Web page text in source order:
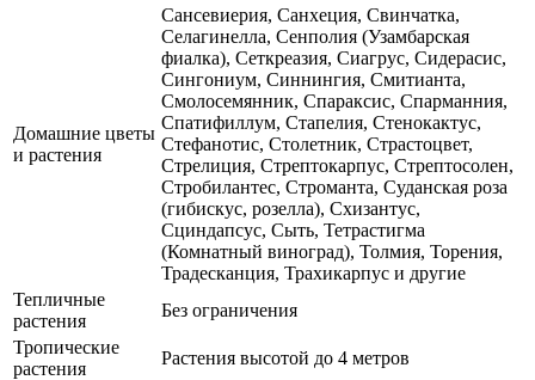
Домашние цветы
и растения
Сансевиерия, Санхеция, Свинчатка,
Селагинелла, Сенполия (Узамбарская
фиалка), Сеткреазия, Сиагрус, Сидерасис,
Сингониум, Синнингия, Смитианта,
Смолосемянник, Спараксис, Спарманния,
Спатифиллум, Стапелия, Стенокактус,
Стефанотис, Столетник, Страстоцвет,
Стрелиция, Стрептокарпус, Стрептосолен,
Стробилантес, Строманта, Суданская роза
(гибискус, розелла), Схизантус,
Сциндапсус, Сыть, Тетрастигма
(Комнатный виноград), Толмия, Торения,
Традесканция, Трахикарпус и другие
Тепличные
растения
Без ограничения
Тропические
растения
Растения высотой до 4 метров